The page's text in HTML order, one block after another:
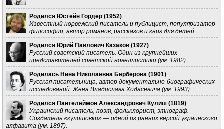
Родился Юстейн Гордер (1952)
Известный норвежский писатель и публицист, популяризатор
философии, автор романов, рассказов и книг для детей.
Родился Юрий Павлович Казаков (1927)
Русский советский писатель. Один из крупнейших
представителей советской новеллистики (ум. 1982).
Родилась Нина Николаевна Берберова (1901)
Русская писательница, автор документально-биографических
исследований. Жена Владислава Ходасевича (ум. 1993).
Родился Пантелеймон Александрович Кулиш (1819)
Украинский писатель, поэт, фольклорист, этнограф.
Создатель «кулишовки» — одной из ранних версий украинского
алфавита (ум. 1897).